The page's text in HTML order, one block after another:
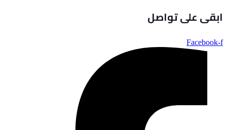
ابقى على تواصل
Facebook-f